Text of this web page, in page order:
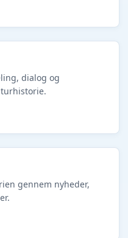
dialog og
gennem nyheder,